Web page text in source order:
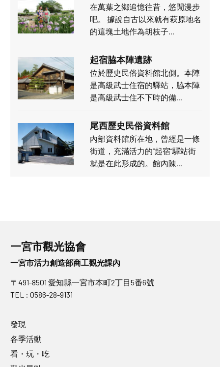
在萬葉之鄉追憶往昔，悠閒漫步
吧。 據說自古以來就有萩原地名
的這塊土地作為胡枝子…
起宿脇本陣遺跡
位於歷史民俗資料館北側。本陣
是高級武士住宿的驛站，脇本陣
是高級武士住不下時的備…
尾西歷史民俗資料館
內部資料館所在地，曾經是一條
街道，充滿活力的“起宿”驛站街
就是在此形成的。館內陳…
一宮市觀光協會
一宮市活力創造部商工觀光課內
〒491-8501 愛知縣一宮市本町2丁目5番6號
TEL : 0586-28-9131
發現
各季活動
看・玩・吃